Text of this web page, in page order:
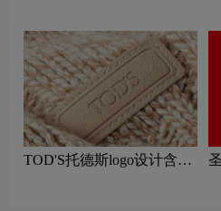
念
TOD'S托德斯logo设计含义